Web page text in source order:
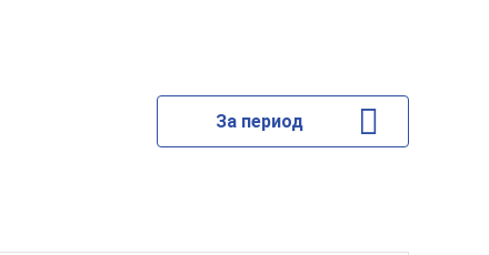
За период